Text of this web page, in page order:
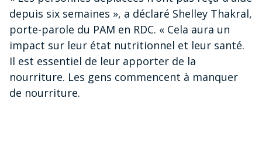
depuis six semaines », a déclaré Shelley Thakral,
porte-parole du PAM en RDC. « Cela aura un
impact sur leur état nutritionnel et leur santé.
Il est essentiel de leur apporter de la
nourriture. Les gens commencent à manquer
de nourriture.